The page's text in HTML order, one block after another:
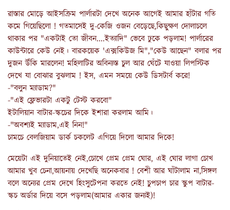
রাস্তার মোড়ে আইসক্রিম পার্লারটা দেখে অনেক আগেই আমার হাঁটার গতি
কমে গিয়েছিলো ! গতমাসেই দু-কেজি ওজন বেড়েছে,কিছুক্ষণ দোলাচলে
থাকার পর "একটাই তো জীবন....ইত্যাদি" ভেবে ঢুকে পড়লাম! পার্লারের
কাউন্টারে কেউ নেই। বারকয়েক 'এক্সকিউজ মি","কেউ আছেন" বলার পর
দুজন উঁকি মারলেন! মহিলাটির অবিন্যস্ত চুল আর ঘেঁটে যাওয়া লিপস্টিক
দেখে যা বোঝার বুঝলাম ! ইস, এমন সময়ে কেউ ডিসটার্ব করে!
-"বলুন ম্যাডাম?"
-"এই ফ্লেভারটা একটু টেস্ট করবো"
ইটালিয়ান বাটার-স্কচের দিকে ইশারা করলাম আমি।
-"অবশ্যই ম্যাডাম,এই নিন!"
চামচে বেলজিয়াম ডার্ক চকলেট এগিয়ে দিলো আমার দিকে!
মেয়েটা এই দুনিয়াতেই নেই,চোখে প্রেম প্ৰেম ঘোর, এই ঘোর লাগা চোখ
আমার খুব চেনা,আয়নায় দেখেছি অনেকবার ! বেশী আর ঘাঁটালাম না,সিঙ্গল
বলে অন্যের প্রেম দেখে হিংসুটেপনা করতে নেই! চুপচাপ চার স্কুপ বাটার-
স্কচ অর্ডার দিয়ে বসে পড়লাম(আমার একার জন্যই)!